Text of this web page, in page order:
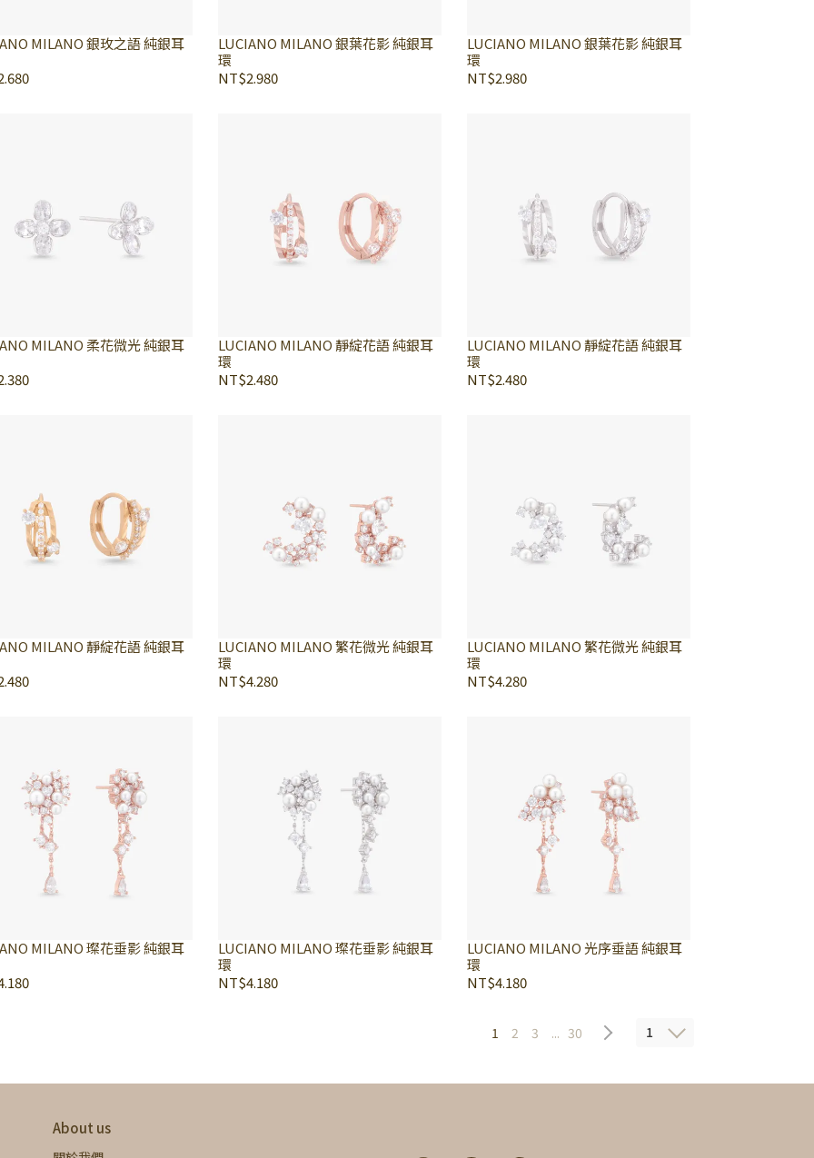
MILANO 銀玫之語 純銀耳
LUCIANO MILANO 銀葉花影 純銀耳
環
NT$2.980
LUCIANO MILANO 銀葉花影 純銀耳
環
NT$2.980
MILANO 柔花微光 純銀耳
LUCIANO MILANO 靜綻花語 純銀耳
環
NT$2.480
LUCIANO MILANO 靜綻花語 純銀耳
環
NT$2.480
MILANO 靜綻花語 純銀耳
LUCIANO MILANO 繁花微光 純銀耳
環
NT$4.280
LUCIANO MILANO 繁花微光 純銀耳
環
NT$4.280
MILANO 璨花垂影 純銀耳
LUCIANO MILANO 璨花垂影 純銀耳
環
NT$4.180
LUCIANO MILANO 光序垂語 純銀耳
環
NT$4.180
1 2 3 ... 30 1
About us